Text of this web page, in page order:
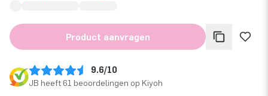
Product aanvragen
9.6/10
JB heeft 61 beoordelingen op Kiyoh